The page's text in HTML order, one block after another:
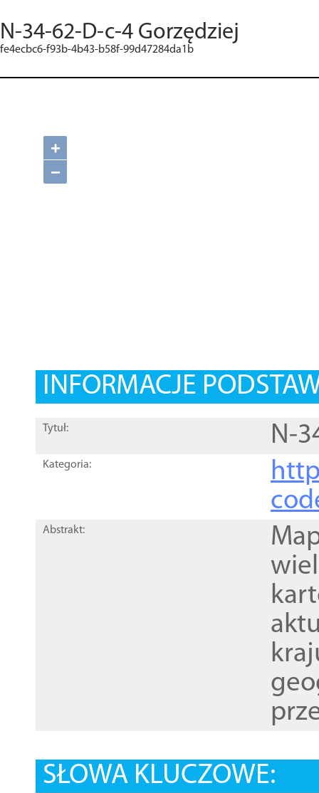
N-34-62-D-c-4 Gorzędziej
fe4ecbc6-f93b-4b43-b58f-99d47284da1b
+
−
INFORMACJE
Tytuł: N-
Kategoria:
Abstrakt:
SŁOWA KLUCZOWE: